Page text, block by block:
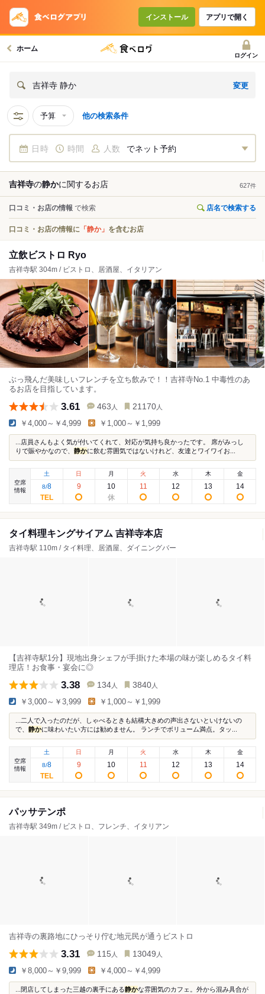
インストール アプリで開く
ホーム
ログイン
吉祥寺 静か 変更
予算 他の検索条件
日時 時間 人数 でネット予約
吉祥寺の静かに関するお店 627件
口コミ・お店の情報 で検索 店名で検索する
口コミ・お店の情報に 「静か」 を含むお店
立飲ビストロ Ryo
吉祥寺駅 304m / ビストロ、居酒屋、イタリアン
ぶっ飛んだ美味しいフレンチを立ち飲みで！！吉祥寺No.1 中毒性のあ
るお店を目指しています。
3.61 463 人 21170 人
￥4,000～￥4,999 ￥1,000～￥1,999
...店員さんもよく気が付いてくれて、対応が気持ち良かったです。 席がみっし
りで賑やかなので、 静かに飲む雰囲気ではないけれど、友達とワイワイお...
空席
情報
土
8/8
日
9
月
10
火
11
水
12
木
13
金
14
タイ料理キングサイアム 吉祥寺本店
吉祥寺駅 110m / タイ料理、居酒屋、ダイニングバー
【吉祥寺駅1分】現地出身シェフが手掛けた本場の味が楽しめるタイ料
理店！お食事・宴会に◎
3.38 134 人 3840 人
￥3,000～￥3,999 ￥1,000～￥1,999
...二人で入ったのだが、しゃべるときも結構大きめの声出さないといけないの
で、 静かに味わいたい方には勧めません。 ランチでボリューム満点。タッ...
空席
情報
土
8/8
日
9
月
10
火
11
水
12
木
13
金
14
パッサテンポ
吉祥寺駅 349m / ビストロ、フレンチ、イタリアン
吉祥寺の裏路地にひっそり佇む地元民が通うビストロ
3.31 115 人 13049 人
￥8,000～￥9,999 ￥4,000～￥4,999
...閉店してしまった三越の裏手にある静かな雰囲気のカフェ。外から混み具合が